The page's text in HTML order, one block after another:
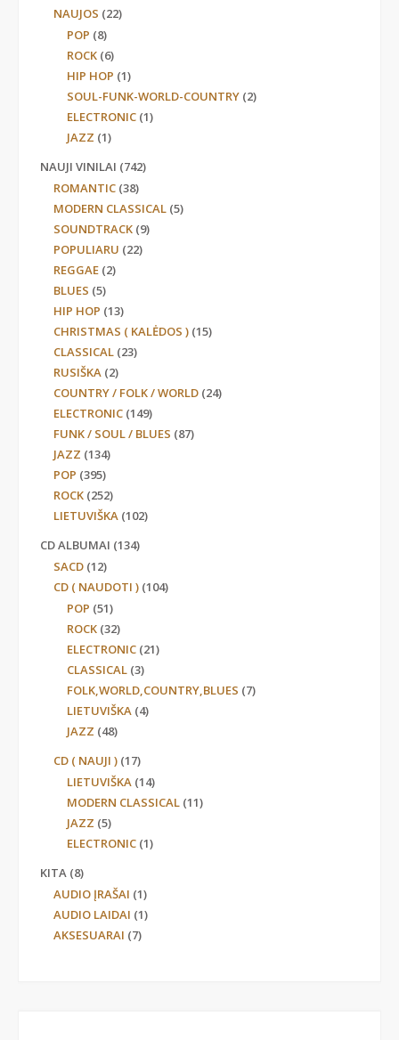
NAUJOS (22)
POP (8)
ROCK (6)
HIP HOP (1)
SOUL-FUNK-WORLD-COUNTRY (2)
ELECTRONIC (1)
JAZZ (1)
NAUJI VINILAI (742)
ROMANTIC (38)
MODERN CLASSICAL (5)
SOUNDTRACK (9)
POPULIARU (22)
REGGAE (2)
BLUES (5)
HIP HOP (13)
CHRISTMAS ( KALĖDOS ) (15)
CLASSICAL (23)
RUSIŠKA (2)
COUNTRY / FOLK / WORLD (24)
ELECTRONIC (149)
FUNK / SOUL / BLUES (87)
JAZZ (134)
POP (395)
ROCK (252)
LIETUVIŠKA (102)
CD ALBUMAI (134)
SACD (12)
CD ( NAUDOTI ) (104)
POP (51)
ROCK (32)
ELECTRONIC (21)
CLASSICAL (3)
FOLK,WORLD,COUNTRY,BLUES (7)
LIETUVIŠKA (4)
JAZZ (48)
CD ( NAUJI ) (17)
LIETUVIŠKA (14)
MODERN CLASSICAL (11)
JAZZ (5)
ELECTRONIC (1)
KITA (8)
AUDIO ĮRAŠAI (1)
AUDIO LAIDAI (1)
AKSESUARAI (7)